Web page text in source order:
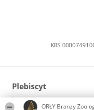
ORŁY Branży
KRS
Plebiscyt
Laureaci
Lista wszystkich Laureatów